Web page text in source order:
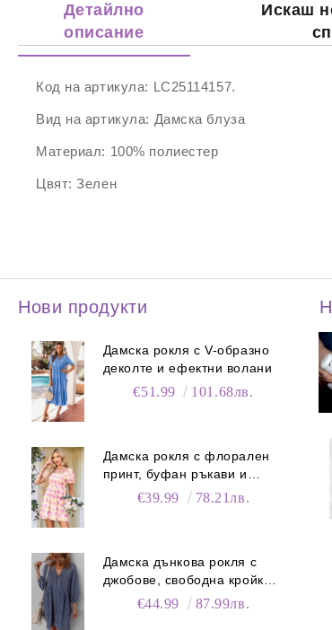
Детайлно
описание
Искаш
Код на артикула: LC25114157.
Вид на артикула: Дамска блуза
Материал: 100% полиестер
Цвят: Зелен
Нови продукти
Дамска рокля с V-образно
деколте и ефектни волани
€51.99 101.68лв.
Дамска рокля с флорален
принт, буфан ръкави и
джобове€39.99 78.21лв.
Дамска дънкова рокля с
джобове, свободна кройка и
V-образно деколте
€44.99 87.99лв.